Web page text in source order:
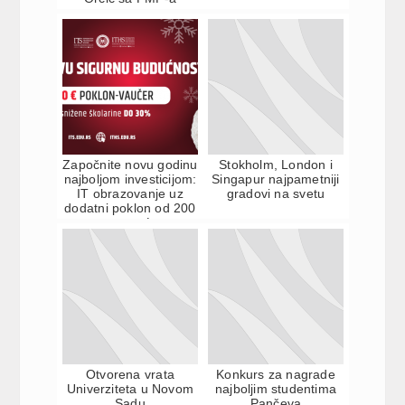
Započnite novu godinu
najboljom investicijom:
IT obrazovanje uz
dodatni poklon od 200
evra na već sn...
Stokholm, London i
Singapur najpametniji
gradovi na svetu
Otvorena vrata
Univerziteta u Novom
Konkurs za nagrade
najboljim studentima